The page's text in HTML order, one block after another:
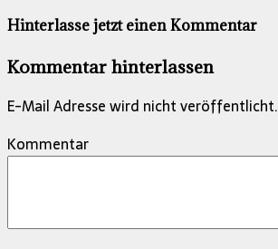
Hinterlasse jetzt einen Kommentar
Kommentar hinterlassen
E-Mail Adresse wird nicht veröffentlicht.
Kommentar